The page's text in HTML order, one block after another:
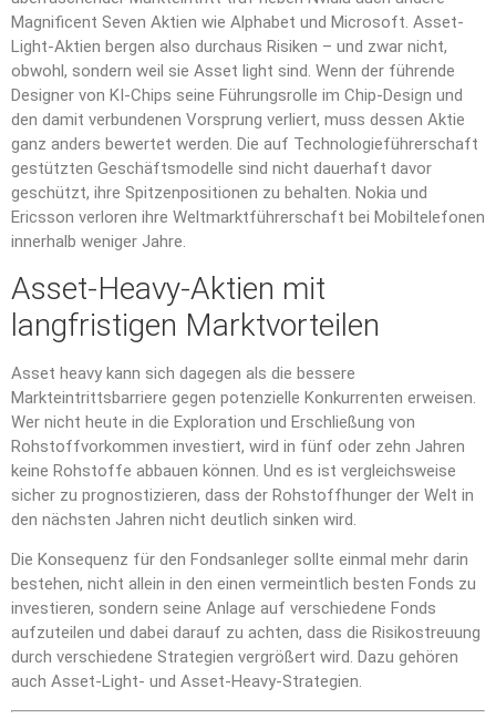
Magnificent Seven Aktien wie Alphabet und Microsoft. Asset-
Light-Aktien bergen also durchaus Risiken – und zwar nicht,
obwohl, sondern weil sie Asset light sind. Wenn der führende
Designer von KI-Chips seine Führungsrolle im Chip-Design und
den damit verbundenen Vorsprung verliert, muss dessen Aktie
ganz anders bewertet werden. Die auf Technologieführerschaft
gestützten Geschäftsmodelle sind nicht dauerhaft davor
geschützt, ihre Spitzenpositionen zu behalten. Nokia und
Ericsson verloren ihre Weltmarktführerschaft bei Mobiltelefonen
innerhalb weniger Jahre.
Asset-Heavy-Aktien mit
langfristigen Marktvorteilen
Asset heavy kann sich dagegen als die bessere
Markteintrittsbarriere gegen potenzielle Konkurrenten erweisen.
Wer nicht heute in die Exploration und Erschließung von
Rohstoffvorkommen investiert, wird in fünf oder zehn Jahren
keine Rohstoffe abbauen können. Und es ist vergleichsweise
sicher zu prognostizieren, dass der Rohstoffhunger der Welt in
den nächsten Jahren nicht deutlich sinken wird.
Die Konsequenz für den Fondsanleger sollte einmal mehr darin
bestehen, nicht allein in den einen vermeintlich besten Fonds zu
investieren, sondern seine Anlage auf verschiedene Fonds
aufzuteilen und dabei darauf zu achten, dass die Risikostreuung
durch verschiedene Strategien vergrößert wird. Dazu gehören
auch Asset-Light- und Asset-Heavy-Strategien.